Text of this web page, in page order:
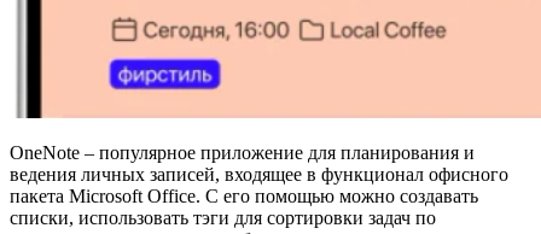
OneNote – популярное приложение для планирования и
ведения личных записей, входящее в функционал офисного
пакета Microsoft Office. С его помощью можно создавать
списки, использовать тэги для сортировки задач по